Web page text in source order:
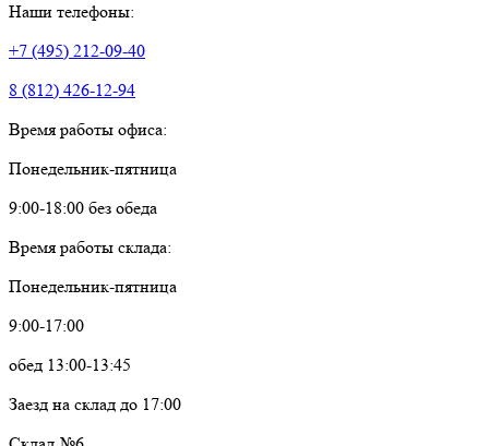
Наши телефоны:
+7 (495) 212-09-40
8 (812) 426-12-94
Время работы офиса:
Понедельник-пятница
9:00-18:00 без обеда
Время работы склада:
Понедельник-пятница
9:00-17:00
обед 13:00-13:45
Заезд на склад до 17:00